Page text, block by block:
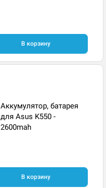
В корзину
Аккумулятор, батарея
для Asus K550 -
2600mah
В корзину